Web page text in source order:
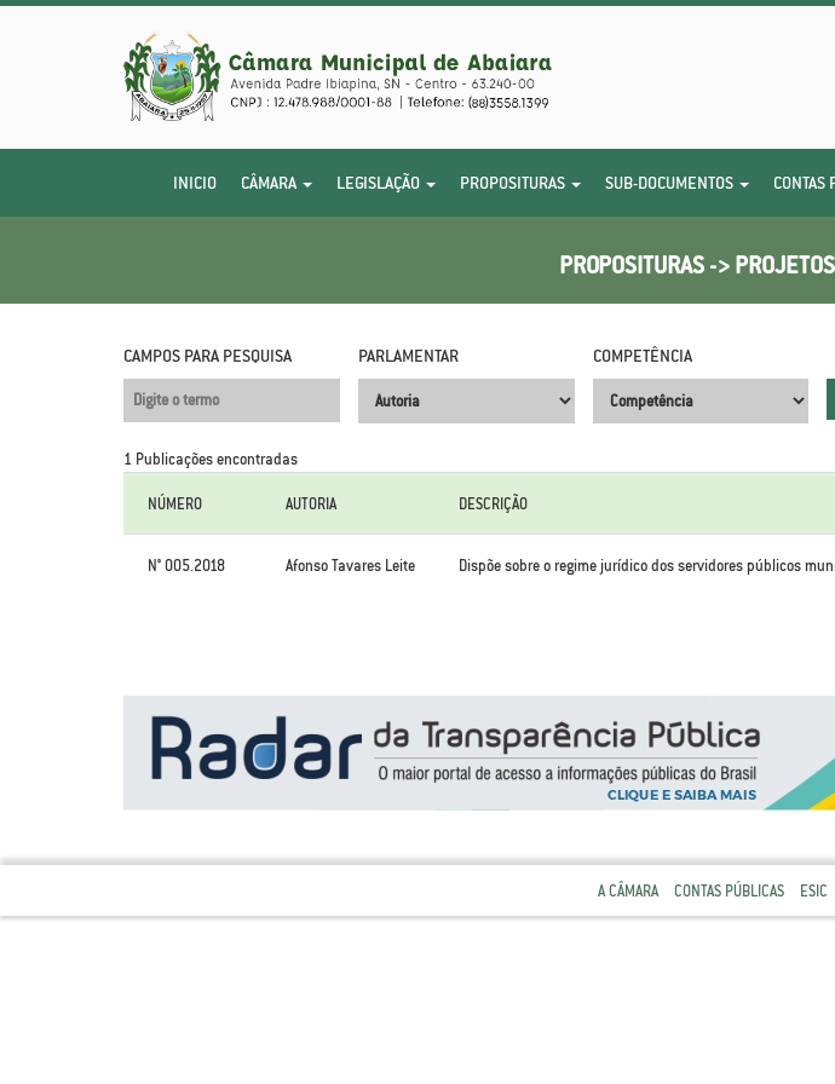
INICIO CÂMARA LEGISLAÇÃO PROPOSITURAS SUB-DOCUMENTOS CONTAS
PROPOSITURAS ->
CAMPOS PARA PESQUISA PARLAMENTAR COMPETÊNCIA
1 Publicações encontradas
NÚMERO AUTORIA DESCRIÇÃO
N° 005.2018 Afonso Tavares Leite Dispõe sobre o regime jurídico dos servidores públicos
A CÂMARA CONTAS PÚBLICAS ESIC